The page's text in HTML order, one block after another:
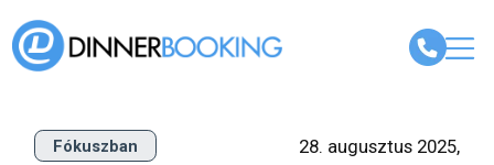
Fókuszban 28. augusztus 2025,